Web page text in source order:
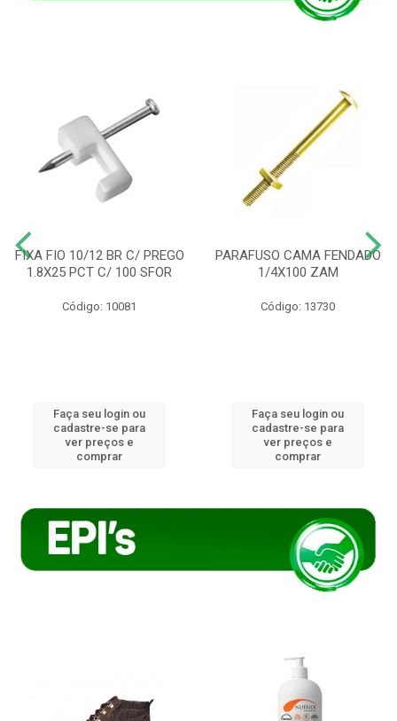
FIXA FIO 10/12 BR C/ PREGO
1.8X25 PCT C/ 100 SFOR
Código: 10081
Faça seu login ou
cadastre-se para
ver preços e
comprar
PARAFUSO CAMA FENDADO
1/4X100 ZAM
Código: 13730
Faça seu login ou
cadastre-se para
ver preços e
comprar